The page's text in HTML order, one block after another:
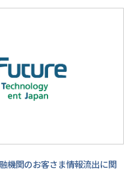
機関のお客さま情報流出に関